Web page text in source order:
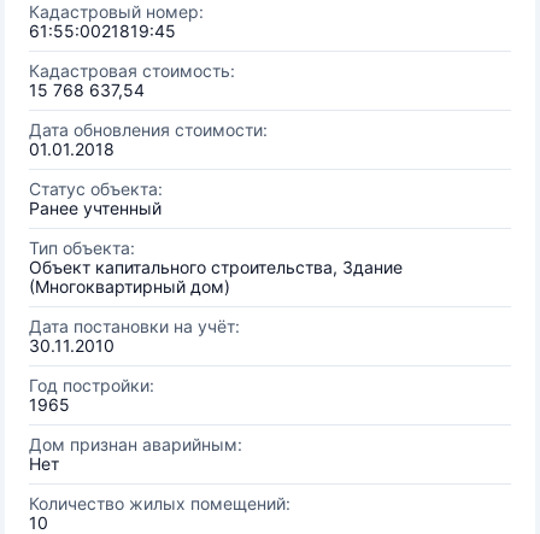
Кадастровый номер:
61:55:0021819:45
Кадастровая стоимость:
15 768 637,54
Дата обновления стоимости:
01.01.2018
Статус объекта:
Ранее учтенный
Тип объекта:
Объект капитального строительства, Здание
(Многоквартирный дом)
Дата постановки на учёт:
30.11.2010
Год постройки:
1965
Дом признан аварийным:
Нет
Количество жилых помещений:
10